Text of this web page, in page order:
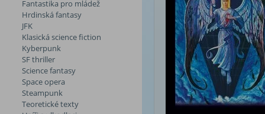
Fantastika pro mládež
Hrdinská fantasy
JFK
Klasická science fiction
Kyberpunk
SF thriller
Science fantasy
Space opera
Steampunk
Teoretické texty